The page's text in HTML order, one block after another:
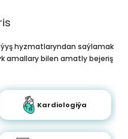
hyzmatlaryndan saýlamak
amallary bilen amatly bejeriş
Kardiologiýa